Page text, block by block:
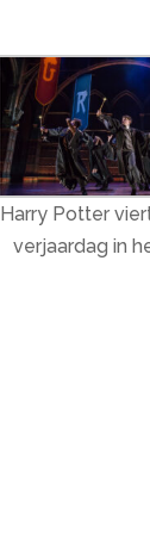
Harry Potter
verjaardag in